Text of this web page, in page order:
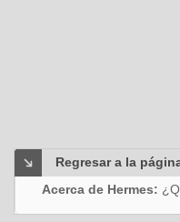
Regresar a la
Acerca de Hermes: